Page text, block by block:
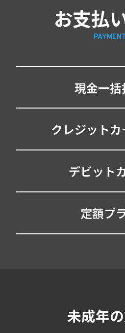
お支払
PAYMENT
現金一括
クレジット
デビット
定額プ
未成年